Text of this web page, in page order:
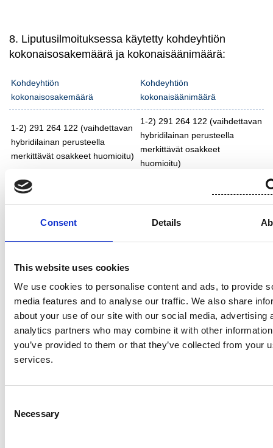
Consent Details
This website uses cookies
We use cookies to personalise content and ads, to provide
media features and to analyse our traffic. We also share
about your use of our site with our social media, advertising
analytics partners who may combine it with other
you’ve provided to them or that they’ve collected from your
services.
Selection
Necessary
8. Liputusilmoituksessa käytetty kohdeyhtiön
kokonaisosakemäärä ja kokonaisäänimäärä:
Kohdeyhtiön
kokonaisosakemäärä
Kohdeyhtiön
kokonaisäänimäärä
1-2) 291 264 122 (vaihdettavan
hybridilainan perusteella
merkittävät osakkeet huomioitu)
1-2) 291 264 122 (vaihdettavan
hybridilainan perusteella
merkittävät osakkeet
huomioitu)
3) 247 934 122
Osakkeet
Lukumäärä
Osakkeet
%-osuus
Äänioikeudet
Lukumäärä
Äänioikeudet
%-osuus
Ks. kohta 7 Ks. kohta 7 Ks. kohta 7 Ks. kohta 7